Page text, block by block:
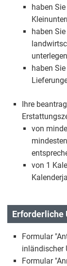
haben
haben
haben
Ihre
von
von 1
Erforderliche
Formular
inländischer
Formular